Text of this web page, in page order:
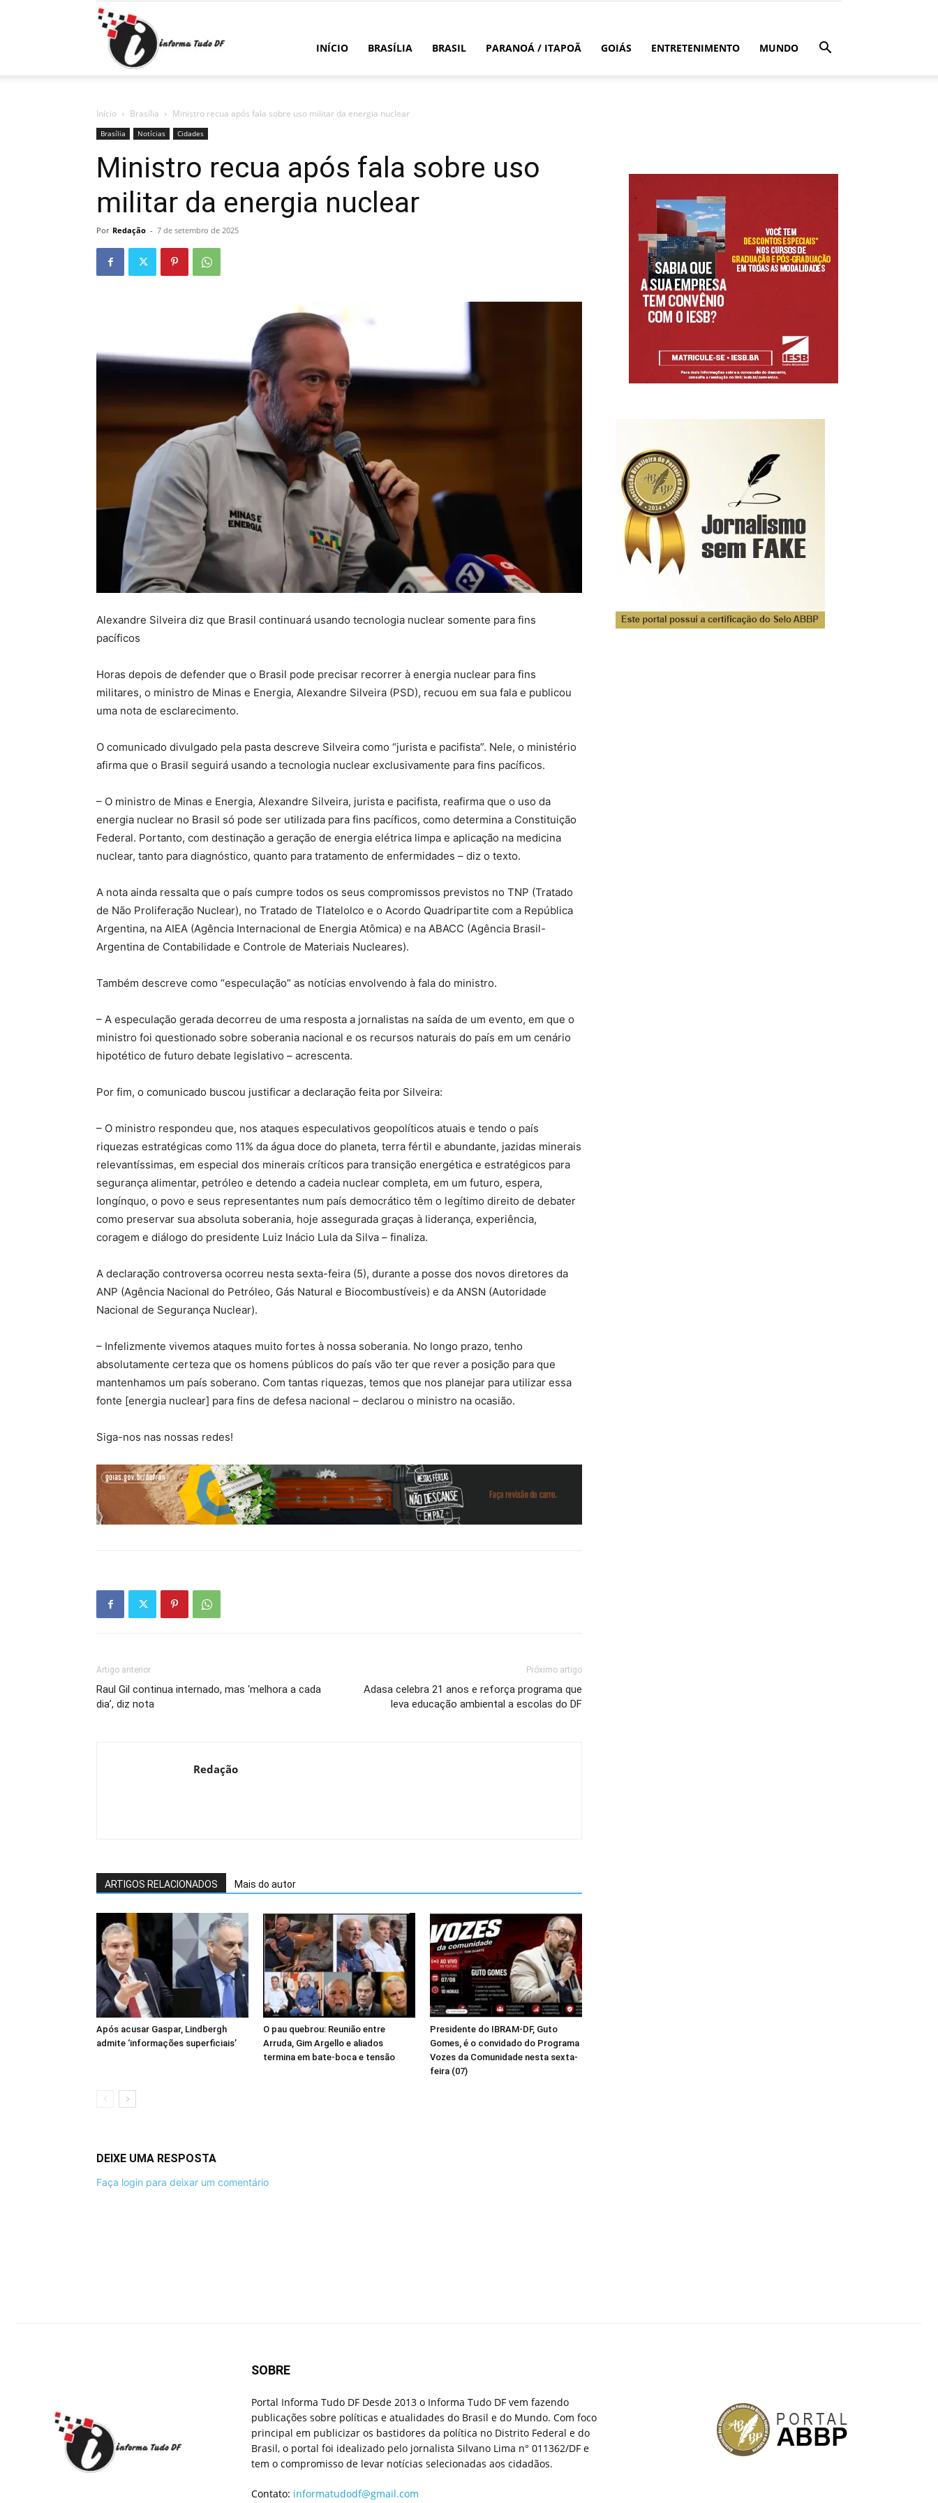
Informa
Tudo
INÍCIO BRASÍLIA BRASIL PARANOÁ / ITAPOÃ GOIÁS ENTRETENIMENTO MUNDO
Início Brasília Ministro recua após fala sobre uso militar da energia nuclear
Brasília Notícias Cidades
Ministro recua após fala sobre uso
militar da energia nuclear
Por Redação - 7 de setembro de 2025
Alexandre Silveira diz que Brasil continuará usando tecnologia nuclear somente para fins
pacíficos
Horas depois de defender que o Brasil pode precisar recorrer à energia nuclear para fins
militares, o ministro de Minas e Energia, Alexandre Silveira (PSD), recuou em sua fala e publicou
uma nota de esclarecimento.
O comunicado divulgado pela pasta descreve Silveira como “jurista e pacifista”. Nele, o ministério
afirma que o Brasil seguirá usando a tecnologia nuclear exclusivamente para fins pacíficos.
– O ministro de Minas e Energia, Alexandre Silveira, jurista e pacifista, reafirma que o uso da
energia nuclear no Brasil só pode ser utilizada para fins pacíficos, como determina a Constituição
Federal. Portanto, com destinação a geração de energia elétrica limpa e aplicação na medicina
nuclear, tanto para diagnóstico, quanto para tratamento de enfermidades – diz o texto.
A nota ainda ressalta que o país cumpre todos os seus compromissos previstos no TNP (Tratado
de Não Proliferação Nuclear), no Tratado de Tlatelolco e o Acordo Quadripartite com a República
Argentina, na AIEA (Agência Internacional de Energia Atômica) e na ABACC (Agência Brasil-
Argentina de Contabilidade e Controle de Materiais Nucleares).
Também descreve como “especulação” as notícias envolvendo à fala do ministro.
– A especulação gerada decorreu de uma resposta a jornalistas na saída de um evento, em que o
ministro foi questionado sobre soberania nacional e os recursos naturais do país em um cenário
hipotético de futuro debate legislativo – acrescenta.
Por fim, o comunicado buscou justificar a declaração feita por Silveira:
– O ministro respondeu que, nos ataques especulativos geopolíticos atuais e tendo o país
riquezas estratégicas como 11% da água doce do planeta, terra fértil e abundante, jazidas minerais
relevantíssimas, em especial dos minerais críticos para transição energética e estratégicos para
segurança alimentar, petróleo e detendo a cadeia nuclear completa, em um futuro, espera,
longínquo, o povo e seus representantes num país democrático têm o legítimo direito de debater
como preservar sua absoluta soberania, hoje assegurada graças à liderança, experiência,
coragem e diálogo do presidente Luiz Inácio Lula da Silva – finaliza.
A declaração controversa ocorreu nesta sexta-feira (5), durante a posse dos novos diretores da
ANP (Agência Nacional do Petróleo, Gás Natural e Biocombustíveis) e da ANSN (Autoridade
Nacional de Segurança Nuclear).
– Infelizmente vivemos ataques muito fortes à nossa soberania. No longo prazo, tenho
absolutamente certeza que os homens públicos do país vão ter que rever a posição para que
mantenhamos um país soberano. Com tantas riquezas, temos que nos planejar para utilizar essa
fonte [energia nuclear] para fins de defesa nacional – declarou o ministro na ocasião.
Siga-nos nas nossas redes!
Artigo anterior
Raul Gil continua internado, mas ‘melhora a cada
dia’, diz nota
Próximo artigo
Adasa celebra 21 anos e reforça programa que
leva educação ambiental a escolas do DF
Redação
ARTIGOS RELACIONADOS Mais do autor
Após acusar Gaspar, Lindbergh
admite ‘informações superficiais’
O pau quebrou: Reunião entre
Arruda, Gim Argello e aliados
termina em bate-boca e tensão
Presidente do IBRAM-DF, Guto
Gomes, é o convidado do Programa
Vozes da Comunidade nesta sexta-
feira (07)
DEIXE UMA RESPOSTA
Faça login para deixar um comentário
SOBRE
Portal Informa Tudo DF Desde 2013 o Informa Tudo DF vem fazendo
publicações sobre políticas e atualidades do Brasil e do Mundo. Com foco
principal em publicizar os bastidores da política no Distrito Federal e do
Brasil, o portal foi idealizado pelo jornalista Silvano Lima n° 011362/DF e
tem o compromisso de levar notícias selecionadas aos cidadãos.
Contato: informatudodf@gmail.com